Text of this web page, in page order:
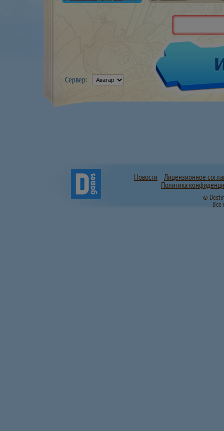
Сервер:
Новости
Лицензионное
Политика
©
Все